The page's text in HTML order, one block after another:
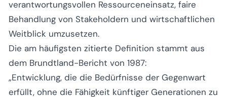
verantwortungsvollen Ressourceneinsatz, faire
Behandlung von Stakeholdern und wirtschaftlichen
Weitblick umzusetzen.
Die am häufigsten zitierte Definition stammt aus
dem Brundtland-Bericht von 1987:
„Entwicklung, die die Bedürfnisse der Gegenwart
erfüllt, ohne die Fähigkeit künftiger Generationen zu